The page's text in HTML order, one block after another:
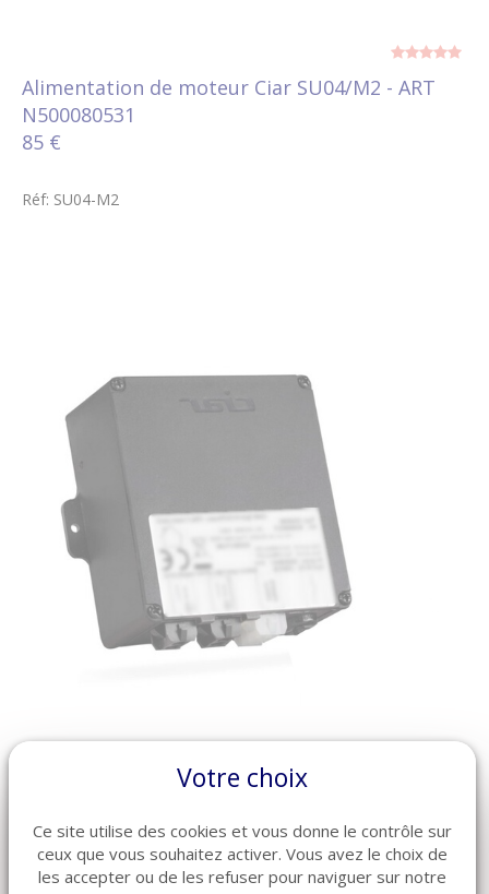
Alimentation de moteur Ciar SU04/M2 - ART
N500080531
85 €
Réf: SU04-M2
N500080967
85 €
Votre choix
Ce site utilise des cookies et vous donne le contrôle sur
ceux que vous souhaitez activer. Vous avez le choix de
les accepter ou de les refuser pour naviguer sur notre